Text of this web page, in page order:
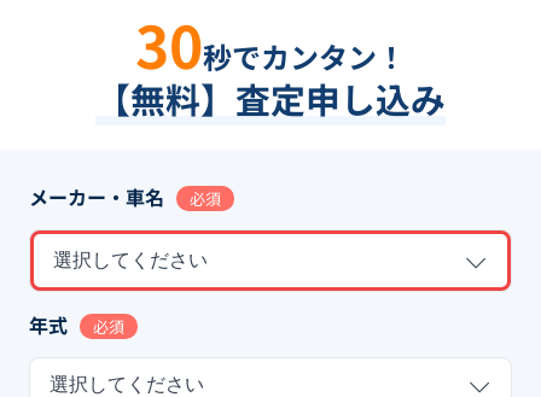
30秒でカンタン！
【無料】査定申し込み
メーカー・車名 必須
選択してください
年式 必須
選択してください